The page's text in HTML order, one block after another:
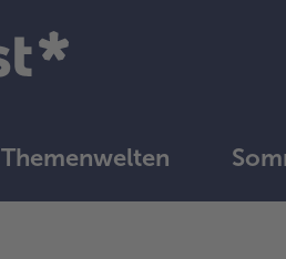
Themenwelten